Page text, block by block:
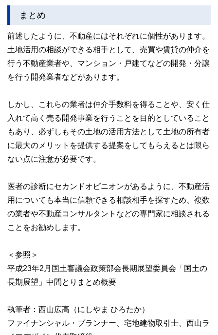
まとめ
前述したように、不動産にはそれぞれに個性があります。
土地活用の相談ができる相手として、売買や賃貸の仲介を
行う不動産業者や、マンション・戸建てなどの開発・分譲
を行う開発業者などがあります。
しかし、これらの業者は仲介手数料を得ることや、安く仕
入れて高く売る開発事業を行うことを目的としていること
もあり、必ずしもその土地の活用方法として土地の所有者
に最大のメリットを提供する提案をしてもらえるとは限ら
ない点に注意が必要です。
医者の診断にセカンドオピニオンがあるように、不動産活
用についても本当に信頼できる相談相手を探すため、複数
の業者や不動産コンサルタントなどの専門家に相談される
ことをお勧めします。
＜参照＞
平成23年2月国土審議会政策部会長期展望委員会「国土の
長期展望」中間とりまとめ概要
執筆者：西山広高（にしやま ひろたか）
ファイナンシャル・プランナー、宅地建物取引士、西山ラ